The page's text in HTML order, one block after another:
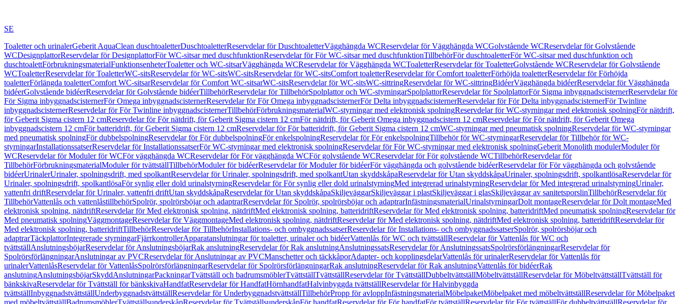
SE
Toaletter och urinalerGeberit AquaClean duschtoaletterDuschtoaletterReservdelar för DuschtoaletterVägghängda WCReservdelar för Vägghängda WCGolvstående WCReservdelar för Golvstående
WCDesignplattorReservdelar för DesignplattorFör WC-sitsar med duschfunktionReservdelar för För WC-sitsar med duschfunktionTillbehörFör duschtoaletterFör WC-sitsar med duschfunktion och
duschtoalettFörbrukningsmaterialFunktionsenheterToaletter och WC-sitsarVägghängda WCReservdelar för Vägghängda WCToaletterReservdelar för ToaletterGolvstående WCReservdelar för Golvstående
WCToaletterReservdelar för ToaletterWC-sitsReservdelar för WC-sitsWC-sitsReservdelar för WC-sitsComfort toaletterReservdelar för Comfort toaletterFörhöjda toaletterReservdelar för Förhöjda
toaletterFörlängda toaletterComfort WC-sitsarReservdelar för Comfort WC-sitsarWC-sitsReservdelar för WC-sitsWC-sittringReservdelar för WC-sittringBidéerVägghängda bidéerReservdelar för Vägghängda
bidéerGolvstående bidéerReservdelar för Golvstående bidéerTillbehörReservdelar för TillbehörSpolplattor och WC-styrningarSpolplattorReservdelar för SpolplattorFör Sigma inbyggnadscisternerReservdelar för
För Sigma inbyggnadscisternerFör Omega inbyggnadscisternerReservdelar för För Omega inbyggnadscisternerFör Delta inbyggnadscisternerReservdelar för För Delta inbyggnadscisternerFör Twinline
inbyggnadscisternerReservdelar för För Twinline inbyggnadscisternerTillbehörFörbrukningsmaterialWC-styrningar med elektronisk spolningReservdelar för WC-styrningar med elektronisk spolningFör nätdrift,
för Geberit Sigma cistern 12 cmReservdelar för För nätdrift, för Geberit Sigma cistern 12 cmFör nätdrift, för Geberit Omega inbyggnadscistern 12 cmReservdelar för För nätdrift, för Geberit Omega
inbyggnadscistern 12 cmFör batteridrift, för Geberit Sigma cistern 12 cmReservdelar för För batteridrift, för Geberit Sigma cistern 12 cmWC-styrningar med pneumatisk spolningReservdelar för WC-styrningar
med pneumatisk spolningFör dubbelspolningReservdelar för För dubbelspolningFör enkelspolningReservdelar för För enkelspolningTillbehör för WC-styrningarReservdelar för Tillbehör för WC-
styrningarInstallationssatserReservdelar för InstallationssatserFör WC-styrningar med elektronisk spolningReservdelar för För WC-styrningar med elektronisk spolningGeberit Monolith modulerModuler för
WCReservdelar för Moduler för WCFör vägghängda WCReservdelar för För vägghängda WCFör golvstående WCReservdelar för För golvstående WCTillbehörReservdelar för
TillbehörFörbrukningsmaterialModuler för tvättställTillbehörModuler för bidéerReservdelar för Moduler för bidéerFör vägghängda och golvstående bidéerReservdelar för För vägghängda och golvstående
bidéerUrinalerUrinaler, spolningsdrift, med spolkantReservdelar för Urinaler, spolningsdrift, med spolkantUtan skyddskåpaReservdelar för Utan skyddskåpaUrinaler, spolningsdrift, spolkantlösaReservdelar för
Urinaler, spolningsdrift, spolkantlösaFör synlig eller dold urinalstyrningReservdelar för För synlig eller dold urinalstyrningMed integrerad urinalstyrningReservdelar för Med integrerad urinalstyrningUrinaler,
vattenfri driftReservdelar för Urinaler, vattenfri driftUtan skyddskåpaReservdelar för Utan skyddskåpaSkiljeväggarSkiljeväggar i plastSkiljeväggar i glasSkiljeväggar av sanitetsporslinTillbehörReservdelar för
TillbehörVattenlås och vattenlåstillbehörSpolrör, spolrörsböjar och adaptrarReservdelar för Spolrör, spolrörsböjar och adaptrarInfästningsmaterialUrinalstyrningarDolt montageReservdelar för Dolt montageMed
elektronisk spolning, nätdriftReservdelar för Med elektronisk spolning, nätdriftMed elektronisk spolning, batteridriftReservdelar för Med elektronisk spolning, batteridriftMed pneumatisk spolningReservdelar för
Med pneumatisk spolningVäggmontageReservdelar för VäggmontageMed elektronisk spolning, nätdriftReservdelar för Med elektronisk spolning, nätdriftMed elektronisk spolning, batteridriftReservdelar för
Med elektronisk spolning, batteridriftTillbehörReservdelar för TillbehörInstallations- och ombyggnadssatserReservdelar för Installations- och ombyggnadssatserSpolrör, spolrörsböjar och
adaptrarTäckplattorIntegrerade styrningarFjärrkontrollerApparatanslutningar för toaletter, urinaler och bidéerVattenlås för WC och tvättställReservdelar för Vattenlås för WC och
tvättställAnslutningsböjarReservdelar för AnslutningsböjarRak anslutningReservdelar för Rak anslutningAnslutningssatsReservdelar för AnslutningssatsSpolrörsförlängningarReservdelar för
SpolrörsförlängningarAnslutningar av PVCReservdelar för Anslutningar av PVCManschetter och täckkåporAdapter- och kopplingsdelarVattenlås för urinalerReservdelar för Vattenlås för
urinalerVattenlåsReservdelar för VattenlåsSpolrörsförlängningarReservdelar för SpolrörsförlängningarRak anslutningReservdelar för Rak anslutningVattenlås för bidéerRak
anslutningAnslutningsböjarSkyddAnslutningarPackningarTvättställ och badrumsmöblerTvättställTvättställReservdelar för TvättställDubbeltvättställMöbeltvättställReservdelar för MöbeltvättställTvättställ för
bänkskivaReservdelar för Tvättställ för bänkskivaHandfatReservdelar för HandfatHörnhandfatHalvinbyggda tvättställReservdelar för Halvinbyggda
tvättställInbyggnadstvättställUnderbyggnadstvättställReservdelar för UnderbyggnadstvättställTillbehörPropp för avloppInfästningsmaterialMöbelpaketMöbelpaket med möbeltvättställReservdelar för Möbelpaket
med möbeltvättställBadrumsmöblerTvättställsunderskåpReservdelar för TvättställsunderskåpFör handfatReservdelar för För handfatFör tvättställReservdelar för För tvättställFör dubbeltvättställReservdelar för